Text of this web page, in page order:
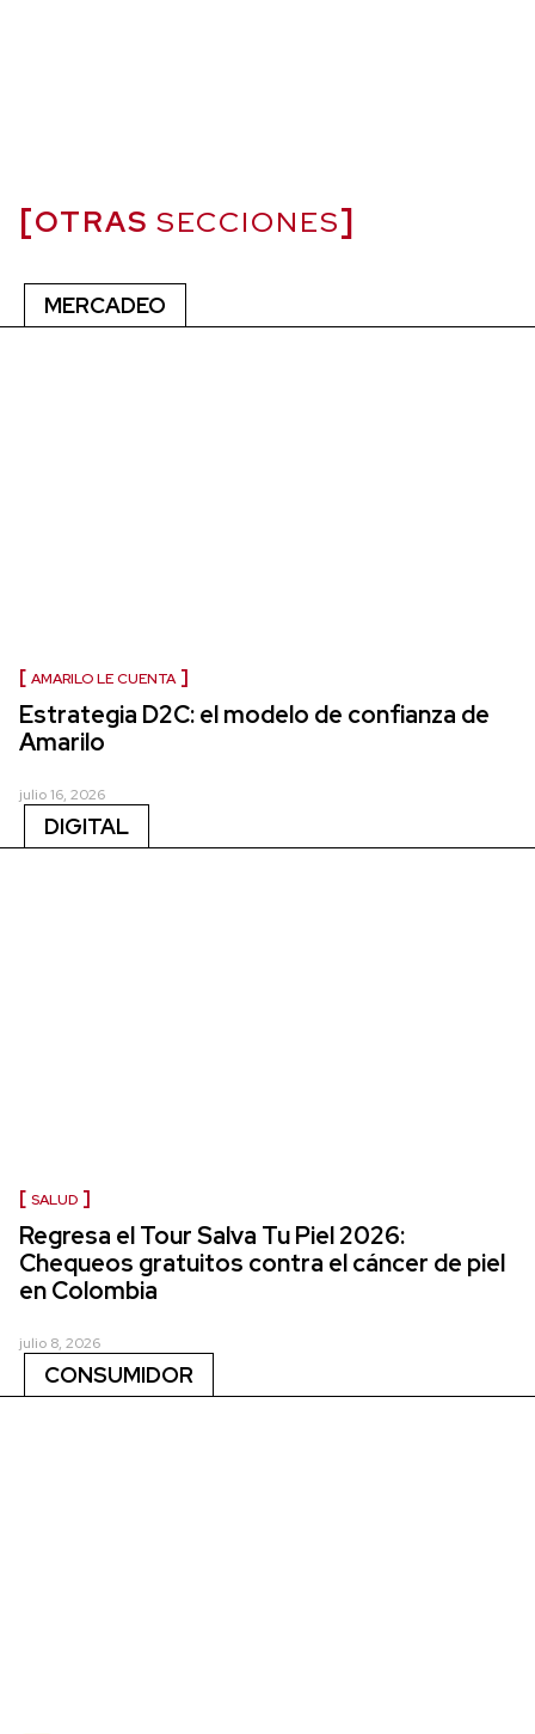
OTRAS SECCIONES
MERCADEO
AMARILO LE CUENTA
Estrategia D2C: el modelo de confianza de
Amarilo
julio 16, 2026
DIGITAL
SALUD
Regresa el Tour Salva Tu Piel 2026:
Chequeos gratuitos contra el cáncer de piel
en Colombia
julio 8, 2026
CONSUMIDOR